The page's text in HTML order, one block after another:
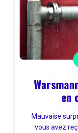
en
Mauvaise
vous avez